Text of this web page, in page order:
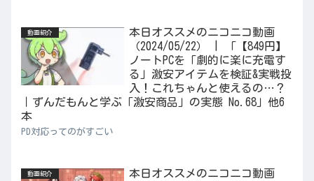
動画紹介
本日オススメのニコニコ動画
（2024/05/22） | 「【849円】
ノートPCを「劇的に楽に充電す
る」激安アイテムを検証&実戦投
入！これちゃんと使えるの…？
｜ずんだもんと学ぶ「激安商品」の実態 No.68」他6
本
PD対応ってのがすごい
動画紹介
本日オススメのニコニコ動画